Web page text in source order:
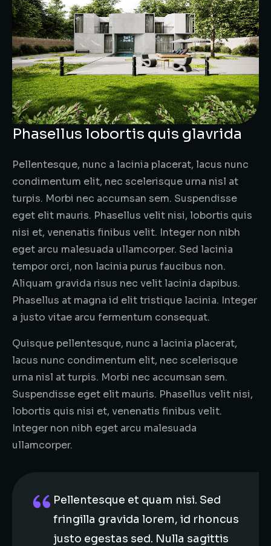
Phasellus lobortis quis glavrida
Pellentesque, nunc a lacinia placerat, lacus nunc
condimentum elit, nec scelerisque urna nisl at
turpis. Morbi nec accumsan sem. Suspendisse
eget elit mauris. Phasellus velit nisi, lobortis quis
nisi et, venenatis finibus velit. Integer non nibh
eget arcu malesuada ullamcorper. Sed lacinia
tempor orci, non lacinia purus faucibus non.
Aliquam gravida risus nec velit lacinia dapibus.
Phasellus at magna id elit tristique lacinia. Integer
a justo vitae arcu fermentum consequat.
Quisque pellentesque, nunc a lacinia placerat,
lacus nunc condimentum elit, nec scelerisque
urna nisl at turpis. Morbi nec accumsan sem.
Suspendisse eget elit mauris. Phasellus velit nisi,
lobortis quis nisi et, venenatis finibus velit.
Integer non nibh eget arcu malesuada
ullamcorper.
Pellentesque et quam nisi. Sed
fringilla gravida lorem, id rhoncus
justo egestas sed. Nulla sagittis